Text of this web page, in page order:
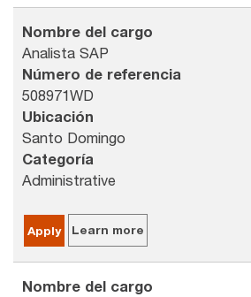
Nombre del cargo
Analista SAP
Número de referencia
508971WD
Ubicación
Santo Domingo
Categoría
Administrative
Apply Learn more
Nombre del cargo